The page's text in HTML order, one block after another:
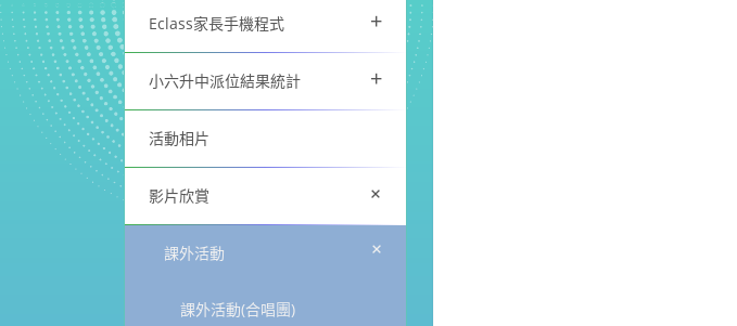
Eclass家長手機程式 +
小六升中派位結果統計 +
活動相片
影片欣賞 +
課外活動 +
課外活動(合唱團)